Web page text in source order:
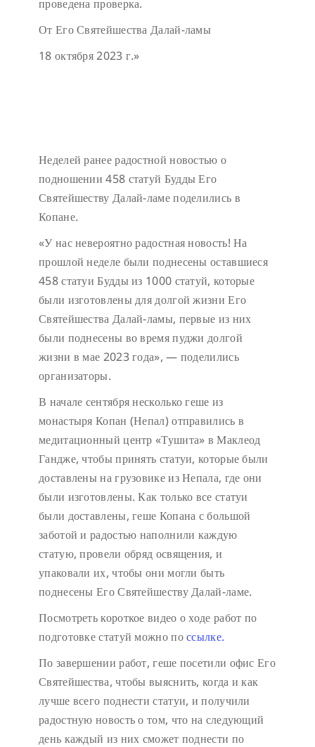
проведена проверка.
От Его Святейшества Далай-ламы
18 октября 2023 г.»
Неделей ранее радостной новостью о
подношении 458 статуй Будды Его
Святейшеству Далай-ламе поделились в
Копане.
«У нас невероятно радостная новость! На
прошлой неделе были поднесены оставшиеся
458 статуи Будды из 1000 статуй, которые
были изготовлены для долгой жизни Его
Святейшества Далай-ламы, первые из них
были поднесены во время пуджи долгой
жизни в мае 2023 года», — поделились
организаторы.
В начале сентября несколько геше из
монастыря Копан (Непал) отправились в
медитационный центр «Тушита» в Маклеод
Гандже, чтобы принять статуи, которые были
доставлены на грузовике из Непала, где они
были изготовлены. Как только все статуи
были доставлены, геше Копана с большой
заботой и радостью наполнили каждую
статую, провели обряд освящения, и
упаковали их, чтобы они могли быть
поднесены Его Святейшеству Далай-ламе.
Посмотреть короткое видео о ходе работ по
подготовке статуй можно поссылке.
По завершении работ, геше посетили офис Его
Святейшества, чтобы выяснить, когда и как
лучше всего поднести статуи, и получили
радостную новость о том, что на следующий
день каждый из них сможет поднести по